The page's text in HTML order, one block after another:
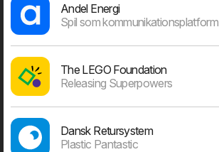
9715
Dage siden 1. januar 2000
Medarbejdere
Andel Energi
Spil som kommunikationsplatform
The LEGO Foundation
Releasing Superpowers
Dansk Retursystem
Plastic Pantastic